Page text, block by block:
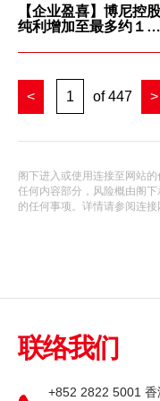
期货宝
流动期货交易
股票期权宝
衍生产品知识
【企业盈喜】博尼控
纯利增加至最多约１…
< 1 of 447 >
阁下进入或使用连接至网站
任何内容部分，风险概由阁
的任何事项。详情请参阅连接
联络我们
+852 2822 5001 香